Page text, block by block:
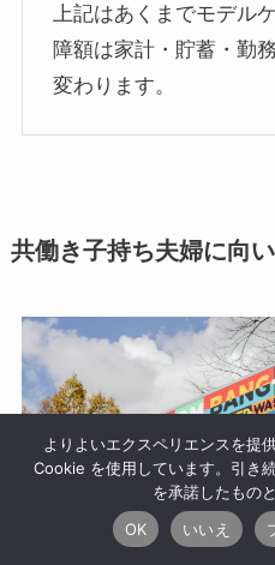
上記はあくまでモデル
障額は家計・貯蓄・勤
変わります。
共働き子持ち夫婦に向
よりよいエクスペリエンスを提
Cookie を使用しています。引き
を承諾したもの
OK
いいえ